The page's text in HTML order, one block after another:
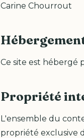
Carine Chourrout
Ce site est hébergé
Propriété
L'ensemble du
propriété exclusive